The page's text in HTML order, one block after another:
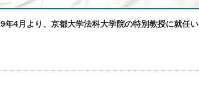
年4月より、京都大学法科大学院の特別教授に就任い